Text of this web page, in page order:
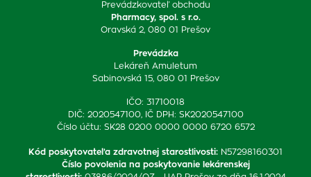
Prevádzkovateľ obchodu
Pharmacy, spol. s r.o.
Oravská 2, 080 01 Prešov
Prevádzka
Lekáreň Amuletum
Sabinovská 15, 080 01 Prešov
IČO: 31710018
DIČ: 2020547100, IČ DPH: SK2020547100
Číslo účtu: SK28 0200 0000 0000 6720 6572
Kód poskytovateľa zdravotnej starostlivosti: N57298160301
Číslo povolenia na poskytovanie lekárenskej